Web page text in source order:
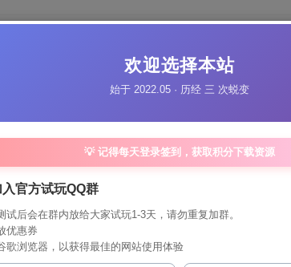
【瘋
欢迎选择本站
始于 2022.05 · 历经 三 次蜕变
💡 记得每天登录签到，获取积分下载资源
官方试玩QQ群
试后会在群内放给大家试玩1-3天，请勿重复加群。
优惠券
歌浏览器，以获得最佳的网站使用体验